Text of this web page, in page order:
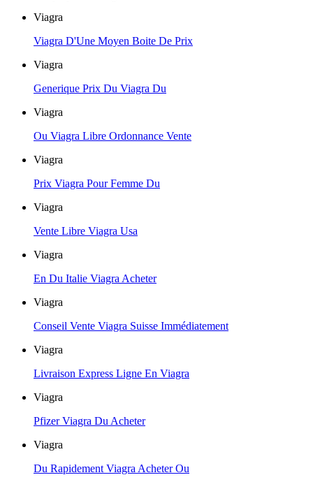
Viagra
Viagra D'Une Moyen Boite De Prix
Viagra
Generique Prix Du Viagra Du
Viagra
Ou Viagra Libre Ordonnance Vente
Viagra
Prix Viagra Pour Femme Du
Viagra
Vente Libre Viagra Usa
Viagra
En Du Italie Viagra Acheter
Viagra
Conseil Vente Viagra Suisse Immédiatement
Viagra
Livraison Express Ligne En Viagra
Viagra
Pfizer Viagra Du Acheter
Viagra
Du Rapidement Viagra Acheter Ou